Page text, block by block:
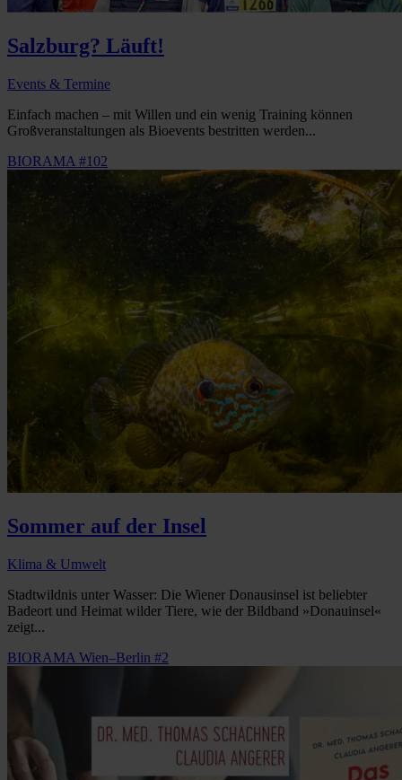
Salzburg? Läuft!
Events & Termine
Einfach machen – mit Willen und ein wenig Training können
Großveranstaltungen als Bioevents bestritten werden...
BIORAMA #102
Sommer auf der Insel
Klima & Umwelt
Stadtwildnis unter Wasser: Die Wiener Donausinsel ist beliebter
Badeort und Heimat wilder Tiere, wie der Bildband »Donauinsel«
zeigt...
BIORAMA Wien–Berlin #2